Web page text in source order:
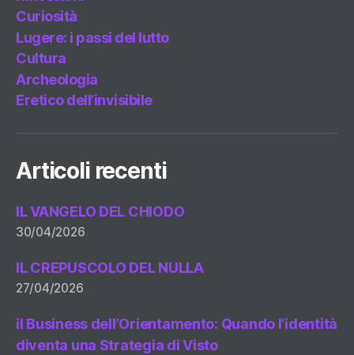
Curiosità
Lugere: i passi del lutto
Cultura
Archeologia
Eretico dell’invisibile
Articoli recenti
IL VANGELO DEL CHIODO
30/04/2026
IL CREPUSCOLO DEL NULLA
27/04/2026
il Business dell’Orientamento: Quando l’identità
diventa una Strategia di Visto